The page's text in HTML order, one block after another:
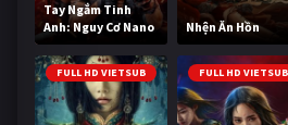
Tay Ngắm Tinh
Anh: Nguy Cơ Nano
Nhện Ăn Hồn
FULL HD VIETSUB FULL HD VIETSUB